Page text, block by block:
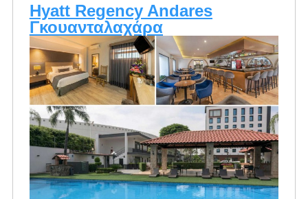
Hyatt Regency Andares
Γκουανταλαχάρα